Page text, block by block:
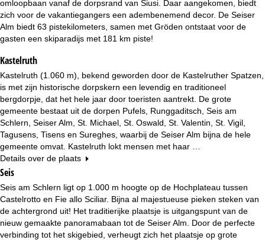
i
n
omloopbaan vanaf de dorpsrand van Siusi. Daar aangekomen, biedt
zich voor de vakantiegangers een adembenemend decor. De Seiser
Alm biedt 63 pistekilometers, samen met Gröden ontstaat voor de
gasten een skiparadijs met 181 km piste!
Kastelruth
Kastelruth (1.060 m), bekend geworden door de Kastelruther Spatzen,
is met zijn historische dorpskern een levendig en traditioneel
bergdorpje, dat het hele jaar door toeristen aantrekt. De grote
gemeente bestaat uit de dorpen Pufels, Runggaditsch, Seis am
Schlern, Seiser Alm, St. Michael, St. Oswald, St. Valentin, St. Vigil,
Tagusens, Tisens en Sureghes, waarbij de Seiser Alm bijna de hele
gemeente omvat. Kastelruth lokt mensen met haar …
Details over de plaats
Seis
Seis am Schlern ligt op 1.000 m hoogte op de Hochplateau tussen
Castelrotto en Fie allo Sciliar. Bijna al majestueuse pieken steken van
de achtergrond uit! Het traditierijke plaatsje is uitgangspunt van de
nieuw gemaakte panoramabaan tot de Seiser Alm. Door de perfecte
verbinding tot het skigebied, verheugt zich het plaatsje op grote